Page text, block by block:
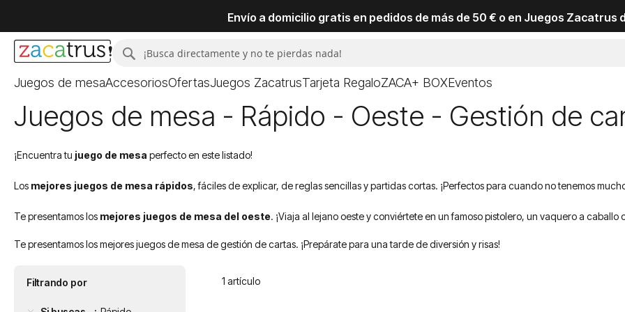
Envío a domicilio gratis en pedidos de más de 50 € o en Juegos Zacatrus
Buscar
Juegos de mesaAccesoriosOfertasJuegos ZacatrusTarjeta RegaloZACA+ BOXEventos
Juegos de mesa - Rápido - Oeste - Gestión de
¡Encuentra tu juego de mesa perfecto en este listado!
Los mejores juegos de mesa rápidos, fáciles de explicar, de reglas sencillas y partidas cortas. ¡Perfectos para cuando no tenemos
Te presentamos los mejores juegos de mesa del oeste. ¡Viaja al lejano oeste y conviértete en un famoso pistolero, un vaquero a caballo
Te presentamos los mejores juegos de mesa de gestión de cartas. ¡Prepárate para una tarde de diversión y risas!
1 artículo
Filtrando por